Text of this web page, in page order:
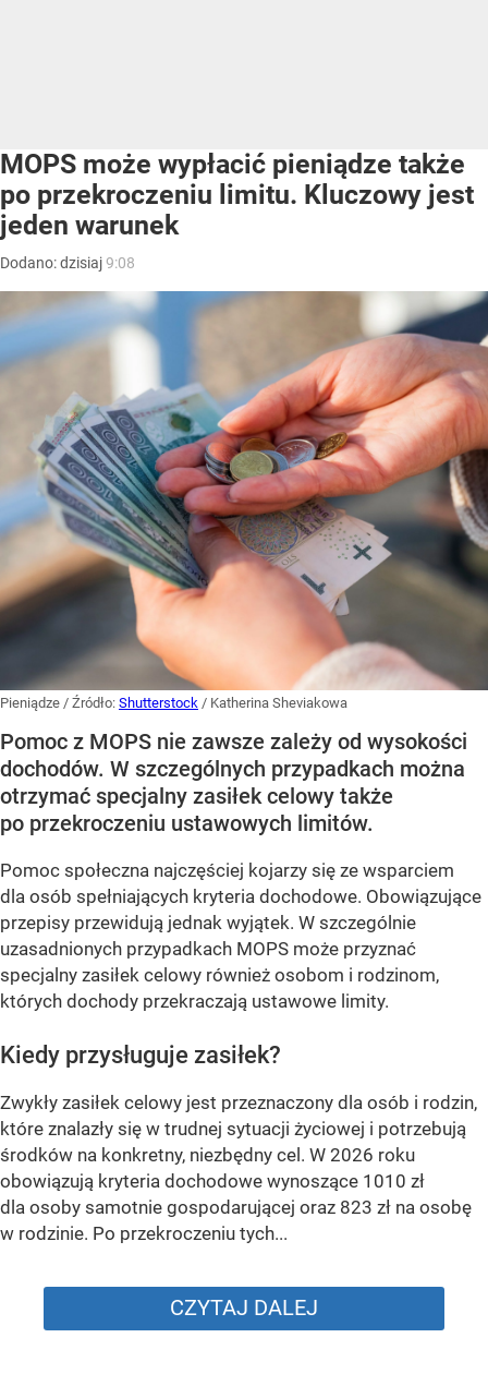
MOPS może wypłacić pieniądze także
po przekroczeniu limitu. Kluczowy jest
jeden warunek
Dodano:dzisiaj9:08
Pieniądze / Źródło: Shutterstock / Katherina Sheviakowa
Pomoc z MOPS nie zawsze zależy od wysokości
dochodów. W szczególnych przypadkach można
otrzymać specjalny zasiłek celowy także
po przekroczeniu ustawowych limitów.
Pomoc społeczna najczęściej kojarzy się ze wsparciem
dla osób spełniających kryteria dochodowe. Obowiązujące
przepisy przewidują jednak wyjątek. W szczególnie
uzasadnionych przypadkach MOPS może przyznać
specjalny zasiłek celowy również osobom i rodzinom,
których dochody przekraczają ustawowe limity.
Kiedy przysługuje zasiłek?
Zwykły zasiłek celowy jest przeznaczony dla osób i rodzin,
które znalazły się w trudnej sytuacji życiowej i potrzebują
środków na konkretny, niezbędny cel. W 2026 roku
obowiązują kryteria dochodowe wynoszące 1010 zł
dla osoby samotnie gospodarującej oraz 823 zł na osobę
w rodzinie. Po przekroczeniu tych...
CZYTAJ DALEJ